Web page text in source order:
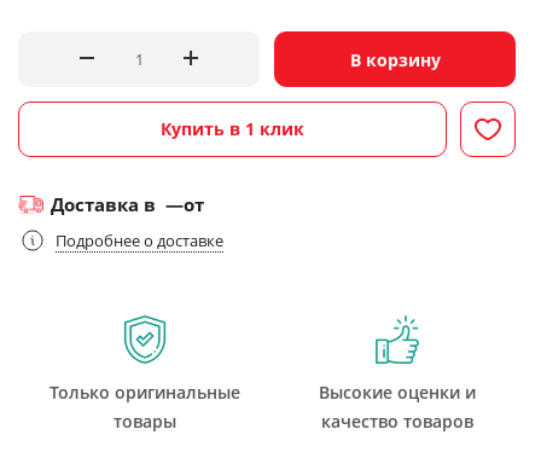
В корзину
Купить в 1 клик
Доставка в —от
Подробнее о доставке
Только оригинальные
товары
Высокие оценки и
качество товаров